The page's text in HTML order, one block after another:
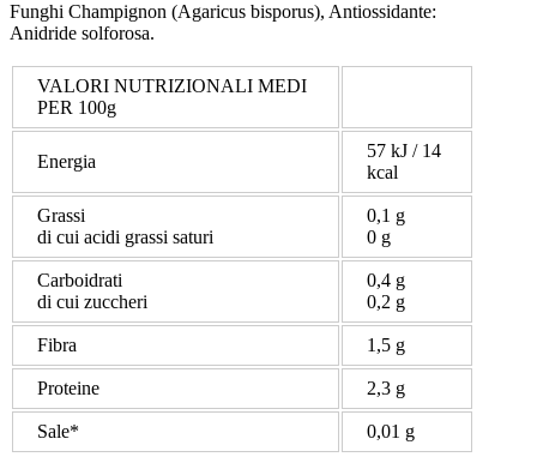
Funghi Champignon (Agaricus bisporus), Antiossidante:
Anidride solforosa.
VALORI NUTRIZIONALI MEDI
PER 100g
Energia
57 kJ / 14
kcal
Grassi
di cui acidi grassi saturi
0,1 g
0 g
Carboidrati
di cui zuccheri
0,4 g
0,2 g
Fibra 1,5 g
Proteine 2,3 g
Sale* 0,01 g